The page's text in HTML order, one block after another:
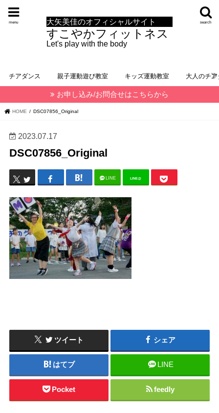
大矢美佳のオフィシャルサイト
すこやかフィットネス
Let's play with the body
search
menu
チアダンス 親子運動遊び教室 キッズ運動教室 大人のチ
お申し込み/お問合せはこちらから
HOME DSC07856_Original
2023.07.17
DSC07856_Original
LINE LINE@
ツイート シェア
はてブ LINE
Pocket feedly